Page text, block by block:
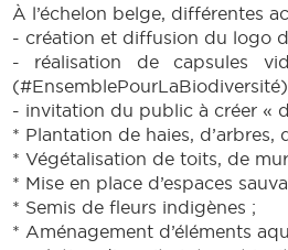
À l’échelon belge, différentes
- création et diffusion du logo
- réalisation de capsules
- invitation du public à créer «
* Plantation de haies, d’arbres,
* Végétalisation de toits, de
* Mise en place d’espaces
* Semis de fleurs indigènes ;
* Aménagement d’éléments